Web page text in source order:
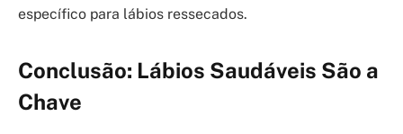
específico para lábios ressecados.
Conclusão: Lábios Saudáveis São a
Chave